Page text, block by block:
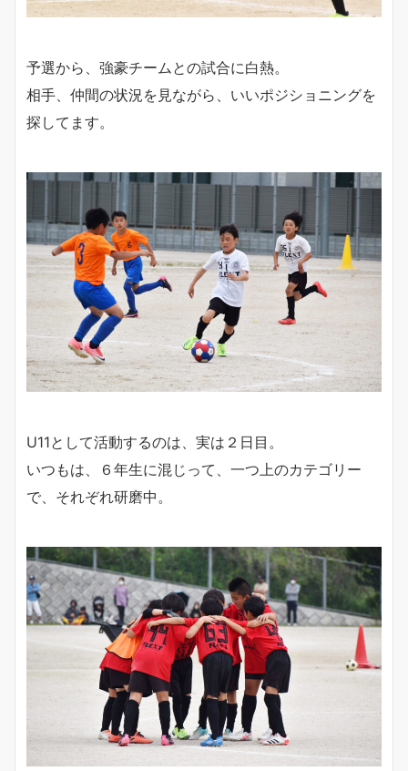
予選から、強豪チームとの試合に白熱。
相手、仲間の状況を見ながら、いいポジショニングを
探してます。
U11として活動するのは、実は２日目。
いつもは、６年生に混じって、一つ上のカテゴリー
で、それぞれ研磨中。